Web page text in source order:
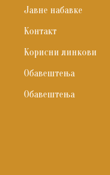
Јавне набавке
Контакт
Корисни линкови
Обавештења
Обавештења